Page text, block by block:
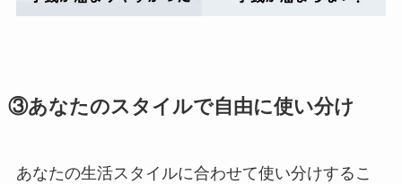
③あなたのスタイルで自由に使い分け
あなたの生活スタイルに合わせて使い分けするこ